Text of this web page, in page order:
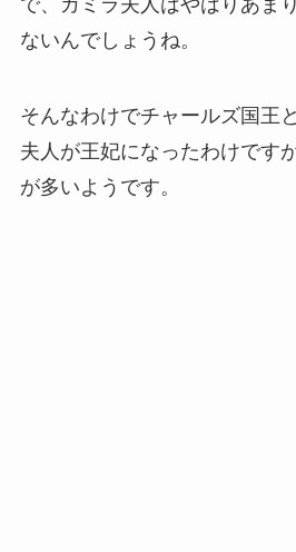
で、カミラ夫人はやはりあま
ないんでしょうね。
そんなわけでチャールズ国王
夫人が王妃になったわけです
が多いようです。